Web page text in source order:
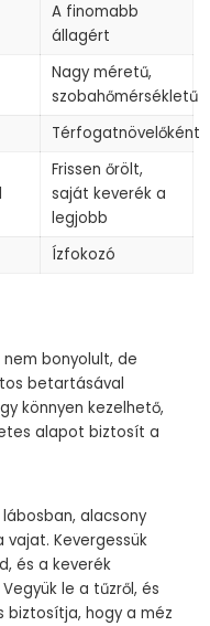
A finomabb
állagért
Nagy méretű,
szobahőmérsékletű
Térfogatnövelőként
Frissen őrölt,
saját keverék a
legjobb
Ízfokozó
bonyolult, de
betartásával
könnyen kezelhető,
alapot biztosít a
lábosban, alacsony
Kevergessük
és a keverék
le a tűzről, és
biztosítja, hogy a méz